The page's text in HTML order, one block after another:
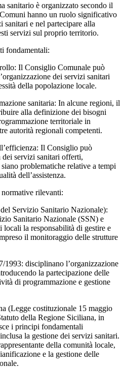
sanitario è organizzato secondo il
hanno un ruolo significativo
sanitari e nel partecipare alla
servizi sul proprio territorio.
fondamentali:
Il Consiglio Comunale può
dei servizi sanitari
della popolazione locale.
sanitaria: In alcune regioni, il
alla definizione dei bisogni
territoriale in
autorità regionali competenti.
Il Consiglio può
dei servizi sanitari offerti,
problematiche relative a tempi
dell’assistenza.
rilevanti:
Servizio Sanitario Nazionale):
Sanitario Nazionale (SSN) e
locali la responsabilità di gestire e
il monitoraggio delle strutture
1993: disciplinano l’organizzazione
la partecipazione delle
di programmazione e gestione
(Legge costituzionale 15 maggio
della Regione Siciliana, in
i principi fondamentali
la gestione dei servizi sanitari.
della comunità locale,
e la gestione delle